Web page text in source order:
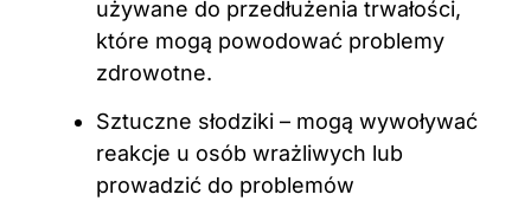
używane do przedłużenia trwałości,
które mogą powodować problemy
zdrowotne.
Sztuczne słodziki – mogą wywoływać
reakcje u osób wrażliwych lub
prowadzić do problemów